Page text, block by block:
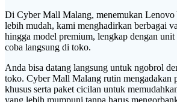
Di Cyber Mall Malang, menemukan Lenovo
lebih mudah, kami menghadirkan berbagai
hingga model premium, lengkap dengan
coba langsung di toko.
Anda bisa datang langsung untuk ngobrol
toko. Cyber Mall Malang rutin mengadakan
khusus serta paket cicilan untuk
yang lebih mumpuni tanpa harus